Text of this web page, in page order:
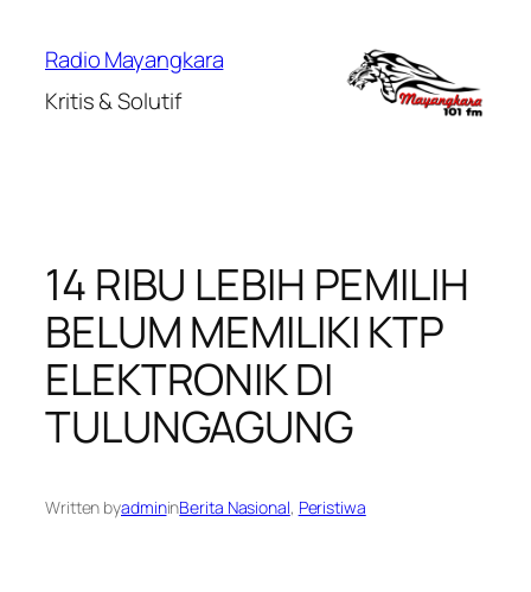
Radio Mayangkara
Kritis & Solutif
14 RIBU LEBIH PEMILIH
BELUM MEMILIKI KTP
ELEKTRONIK DI
TULUNGAGUNG
Written byadmininBerita Nasional, Peristiwa